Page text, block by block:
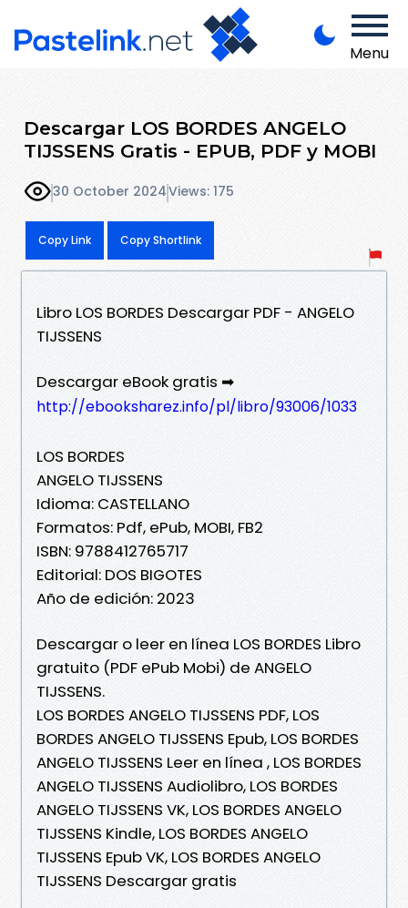
Menu
Descargar LOS BORDES ANGELO
TIJSSENS Gratis - EPUB, PDF y MOBI
30 October 2024Views: 175
Copy Link Copy Shortlink
Libro LOS BORDES Descargar PDF - ANGELO
TIJSSENS
Descargar eBook gratis ➡
http://ebooksharez.info/pl/libro/93006/1033
LOS BORDES
ANGELO TIJSSENS
Idioma: CASTELLANO
Formatos: Pdf, ePub, MOBI, FB2
ISBN: 9788412765717
Editorial: DOS BIGOTES
Año de edición: 2023
Descargar o leer en línea LOS BORDES Libro
gratuito (PDF ePub Mobi) de ANGELO
TIJSSENS.
LOS BORDES ANGELO TIJSSENS PDF, LOS
BORDES ANGELO TIJSSENS Epub, LOS BORDES
ANGELO TIJSSENS Leer en línea , LOS BORDES
ANGELO TIJSSENS Audiolibro, LOS BORDES
ANGELO TIJSSENS VK, LOS BORDES ANGELO
TIJSSENS Kindle, LOS BORDES ANGELO
TIJSSENS Epub VK, LOS BORDES ANGELO
TIJSSENS Descargar gratis